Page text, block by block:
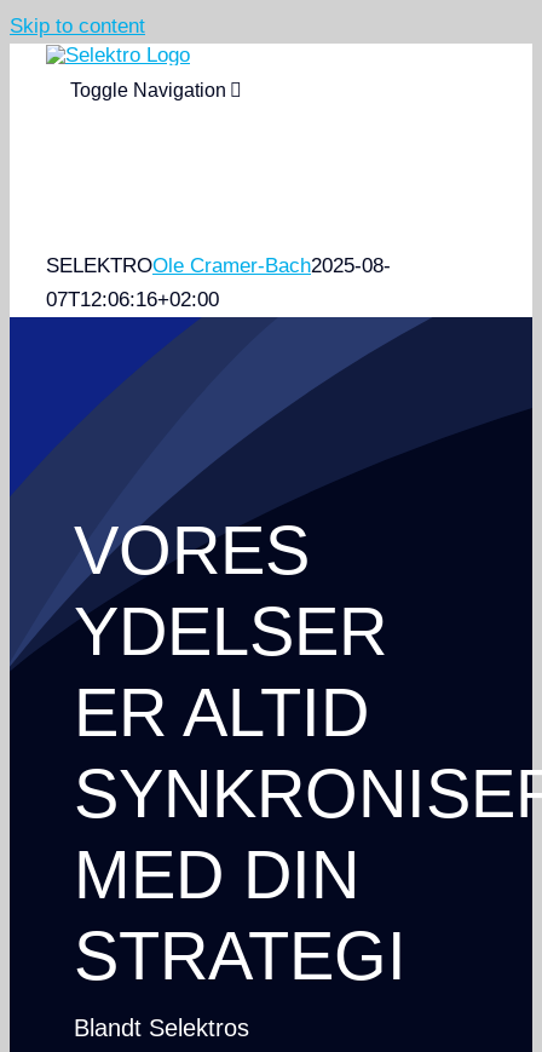
Skip to content
Toggle Navigation
INDUSTRIER
PROJEKTER
NYHEDER
Danish
Søg efter:
SELEKTROOle Cramer-Bach2025-08-
07T12:06:16+02:00
VORES
YDELSER
ER ALTID
MED DIN
STRATEGI
Blandt Selektros